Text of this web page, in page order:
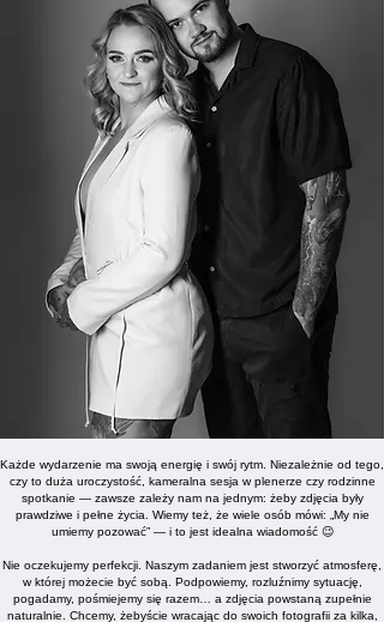
Każde wydarzenie ma swoją energię i swój rytm. Niezależnie od tego,
czy to duża uroczystość, kameralna sesja w plenerze czy rodzinne
spotkanie — zawsze zależy nam na jednym: żeby zdjęcia były
prawdziwe i pełne życia. Wiemy też, że wiele osób mówi: „My nie
umiemy pozować” — i to jest idealna wiadomość 😉
Nie oczekujemy perfekcji. Naszym zadaniem jest stworzyć atmosferę,
w której możecie być sobą. Podpowiemy, rozluźnimy sytuację,
pogadamy, pośmiejemy się razem… a zdjęcia powstaną zupełnie
naturalnie. Chcemy, żebyście wracając do swoich fotografii za kilka,